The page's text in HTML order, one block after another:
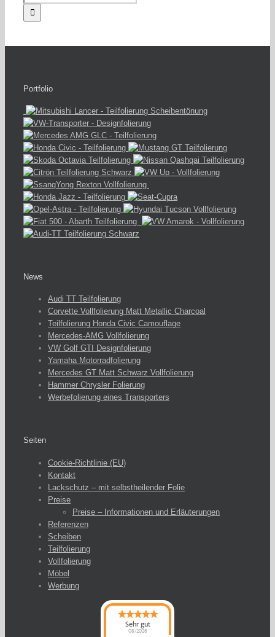
Portfolio
News
Audi TT Teilfolierung
Corvette Vollfolierung Matt Metallic Charcoal
Teilfolierung Honda Civic Camouflage
Mercedes-AMG Vollfolierung
VW Golf GTI Designfolierung
Yamaha Motorradfolierung
Mercedes GT Matt Schwarz Vollfolierung
Hammer Chrysler Folierung
Werbefolierung eines Transporters
Seiten
Cookie-Richtlinie (EU)
Kontakt
Lackschutz – mit selbstheilender Folie
Preise
Preise – Informationen und Erläuterungen
Referenzen
Scheiben
Teilfolierung
Vollfolierung
Möbel
Werbung
Sehr gut
08/2026